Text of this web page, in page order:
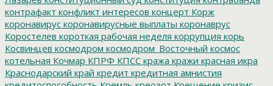
контрафакт конфликт интересов концерт Корж
коронавирус коронавирусные выплаты коронаврус
Коростелев короткая рабочая неделя коррупция корь
Косвинцев космодром космодром_Восточный космос
котельная Кочмар КПРФ КПСС кража кражи красная икра
Краснодарский край кредит кредитная амнистия